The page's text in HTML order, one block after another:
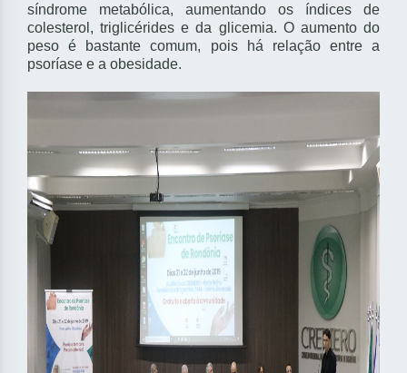
síndrome metabólica, aumentando os índices de
colesterol, triglicérides e da glicemia. O aumento do
peso é bastante comum, pois há relação entre a
psoríase e a obesidade.